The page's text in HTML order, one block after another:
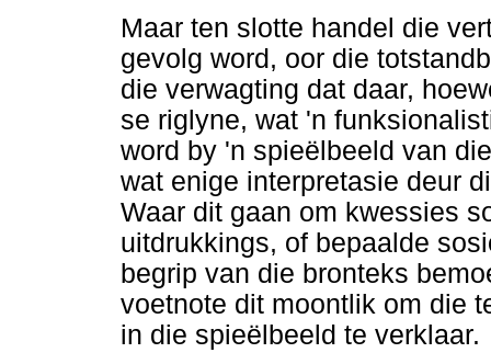
Maar ten slotte handel die
gevolg word, oor die
die verwagting dat daar,
se riglyne, wat 'n
word by 'n spieëlbeeld van
wat enige interpretasie deur
Waar dit gaan om kwessies
uitdrukkings, of bepaalde
begrip van die bronteks
voetnote dit moontlik om die
in die spieëlbeeld te verklaar.